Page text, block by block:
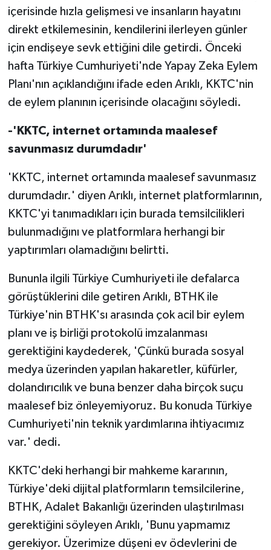
içerisinde hızla gelişmesi ve insanların hayatını
direkt etkilemesinin, kendilerini ilerleyen günler
için endişeye sevk ettiğini dile getirdi. Önceki
hafta Türkiye Cumhuriyeti'nde Yapay Zeka Eylem
Planı'nın açıklandığını ifade eden Arıklı, KKTC'nin
de eylem planının içerisinde olacağını söyledi.
-'KKTC, internet ortamında maalesef
savunmasız durumdadır'
'KKTC, internet ortamında maalesef savunmasız
durumdadır.' diyen Arıklı, internet platformlarının,
KKTC'yi tanımadıkları için burada temsilcilikleri
bulunmadığını ve platformlara herhangi bir
yaptırımları olamadığını belirtti.
Bununla ilgili Türkiye Cumhuriyeti ile defalarca
görüştüklerini dile getiren Arıklı, BTHK ile
Türkiye'nin BTHK'sı arasında çok acil bir eylem
planı ve iş birliği protokolü imzalanması
gerektiğini kaydederek, 'Çünkü burada sosyal
medya üzerinden yapılan hakaretler, küfürler,
dolandırıcılık ve buna benzer daha birçok suçu
maalesef biz önleyemiyoruz. Bu konuda Türkiye
Cumhuriyeti'nin teknik yardımlarına ihtiyacımız
var.' dedi.
KKTC'deki herhangi bir mahkeme kararının,
Türkiye'deki dijital platformların temsilcilerine,
BTHK, Adalet Bakanlığı üzerinden ulaştırılması
gerektiğini söyleyen Arıklı, 'Bunu yapmamız
gerekiyor. Üzerimize düşeni ev ödevlerini de